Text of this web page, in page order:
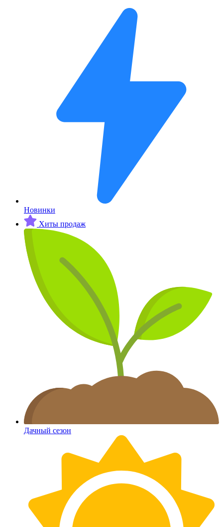
Новинки
Хиты продаж
Дачный сезон